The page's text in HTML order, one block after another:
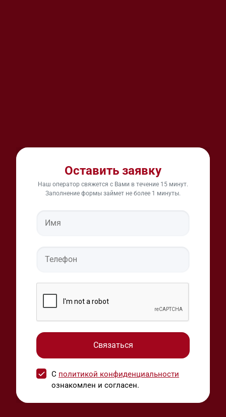
Оставить заявку
Наш оператор свяжется с Вами в течение 15 минут.
Заполнение формы займет не более 1 минуты.
С политикой конфиденциальности
ознакомлен и согласен.